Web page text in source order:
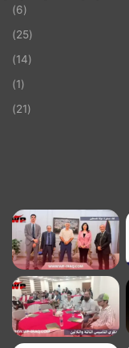
(6)
(25)
(14)
(1)
(21)